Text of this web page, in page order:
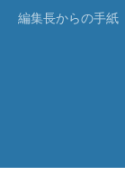
編集長からの手紙